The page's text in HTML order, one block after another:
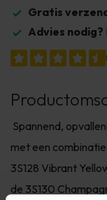
Gratis
Advies nodig?
Spannend,
met een
3S128 Vibrant
de 3S130